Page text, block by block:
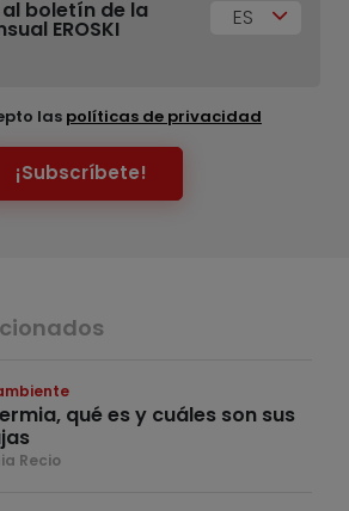
boletín de la
EROSKI ES
las políticas de privacidad
¡Subscríbete!
qué es y cuáles son sus
Recio